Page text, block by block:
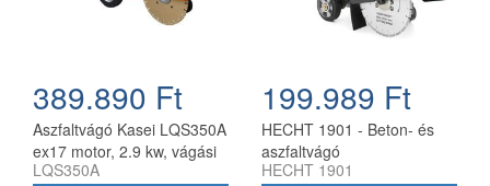
389.890 Ft
Aszfaltvágó Kasei LQS350A
ex17 motor, 2.9 kw, vágási
mélység 90 mm, vágótárcsa
LQS350A
199.989 Ft
HECHT 1901 - Beton- és
aszfaltvágó
HECHT 1901